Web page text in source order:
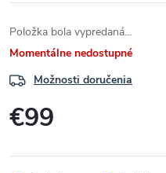
Položka bola vypredaná…
Momentálne nedostupné
Možnosti doručenia
€99
cena: